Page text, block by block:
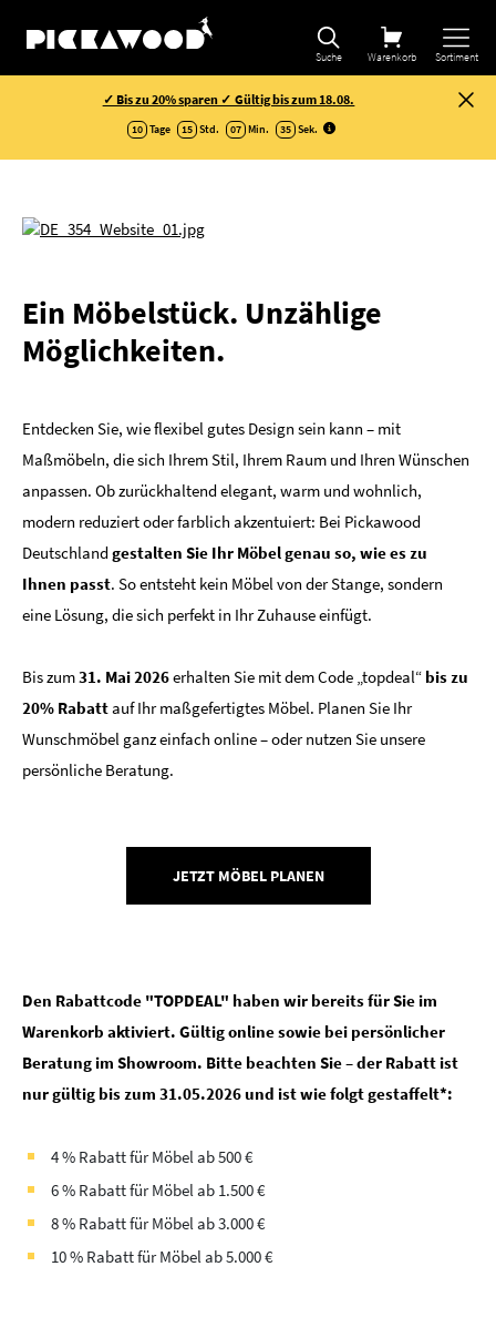
Suche Warenkorb Sortiment
✓ Bis zu 20% sparen ✓ Gültig bis zum 18.08.
10 Tage 15 Std. 07 Min. 34 Sek.
Ein Möbelstück. Unzählige
Möglichkeiten.
Entdecken Sie, wie flexibel gutes Design sein kann – mit
Maßmöbeln, die sich Ihrem Stil, Ihrem Raum und Ihren Wünschen
anpassen. Ob zurückhaltend elegant, warm und wohnlich,
modern reduziert oder farblich akzentuiert: Bei Pickawood
Deutschlandgestalten Sie Ihr Möbel genau so, wie es zu
Ihnen passt. So entsteht kein Möbel von der Stange, sondern
eine Lösung, die sich perfekt in Ihr Zuhause einfügt.
Bis zum31. Mai 2026erhalten Sie mit dem Code „topdeal“ bis zu
20% Rabattauf Ihr maßgefertigtes Möbel. Planen Sie Ihr
Wunschmöbel ganz einfach online – oder nutzen Sie unsere
persönliche Beratung.
JETZT MÖBEL PLANEN
Den Rabattcode "TOPDEAL" haben wir bereits für Sie im
Warenkorb aktiviert. Gültig online sowie bei persönlicher
Beratung im Showroom. Bitte beachten Sie – der Rabatt ist
nur gültig bis zum 31.05.2026 und ist wie folgt gestaffelt*:
4 % Rabatt für Möbel ab 500 €
6 % Rabatt für Möbel ab 1.500 €
8 % Rabatt für Möbel ab 3.000 €
10 % Rabatt für Möbel ab 5.000 €